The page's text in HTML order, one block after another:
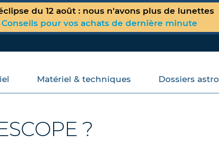
du 12 août : nous n'avons plus de lunettes
Conseils pour vos achats de dernière minute
Matériel & techniques Dossiers astro
?